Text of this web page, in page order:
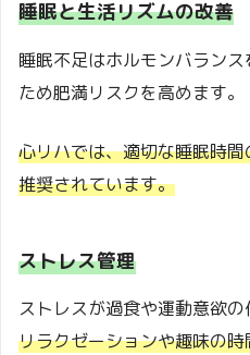
睡眠と生活リズムの改善
睡眠不足はホルモンバラン
ため肥満リスクを高めます。
心リハでは、適切な睡眠時
推奨されています。
ストレス管理
ストレスが過食や運動意欲の
リラクゼーションや趣味の